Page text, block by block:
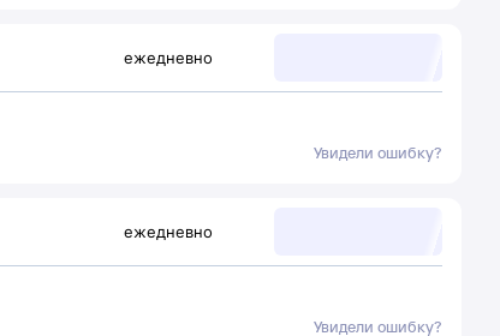
ежедневно
Увидели ошибку?
ежедневно
Увидели ошибку?